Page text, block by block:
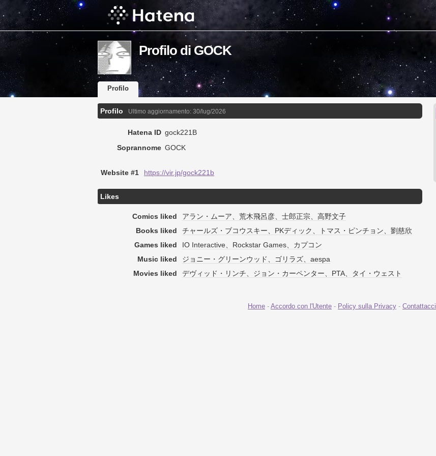
Profilo di GOCK
Profilo
Profilo Ultimo aggiornamento: 30/lug/2026
Hatena ID gock221B
Soprannome GOCK
Website #1 https://vir.jp/gock221b
Likes
Comics liked
アラン・ムーア、荒木飛呂彦、士郎正宗、高野文子
Books liked
チャールズ・ブコウスキー、PKディック、トマス・ピンチョン、劉慈欣
Games liked
IO Interactive、Rockstar Games、カプコン
Music liked
ジョニー・グリーンウッド、ゴリラズ、aespa
Movies liked
デヴィッド・リンチ、ジョン・カーペンター、PTA、タイ・ウェスト
Home - Accordo con l'Utente - Policy sulla Privacy - Contattacci